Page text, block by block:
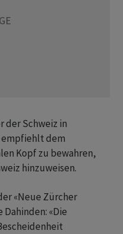
der Schweiz in
empfiehlt dem
Kopf zu bewahren,
hinzuweisen.
«Neue Zürcher
«Die